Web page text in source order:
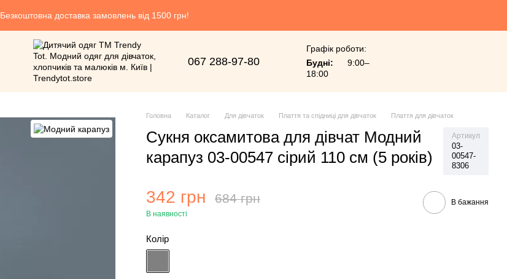
Безкоштовна доставка замовлень від 1500 грн!
067 288-97-80
Графік роботи:
Будні:
9:00–
18:00
Головна Каталог Для дівчаток Плаття та спідниці для дівчаток Плаття для дівчаток
Сукня оксамитова для дівчат Модний
карапуз 03-00547 сірий 110 см (5 років)
Артикул
03-
00547-
8306
342 грн 684 грн
В наявності
В бажання
Колір